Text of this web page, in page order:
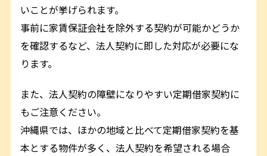
いことが挙げられます。
事前に家賃保証会社を除外する契約が可能かどうか
を確認するなど、法人契約に即した対応が必要にな
ります。
また、法人契約の障壁になりやすい定期借家契約に
もご注意ください。
沖縄県では、ほかの地域と比べて定期借家契約を基
本とする物件が多く、法人契約を希望される場合